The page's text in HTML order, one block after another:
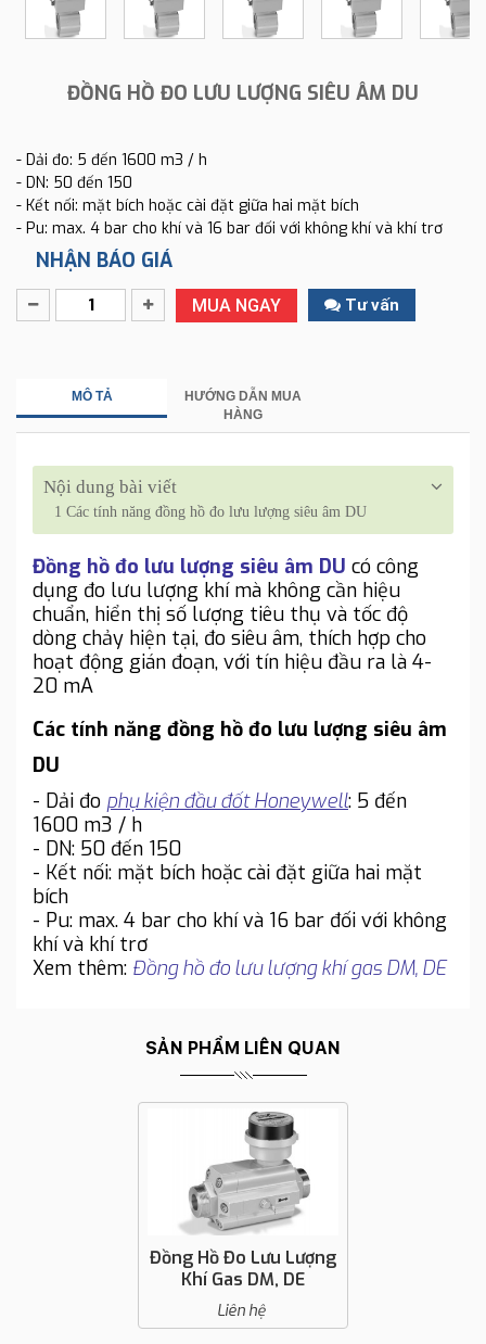
ĐỒNG HỒ ĐO LƯU LƯỢNG SIÊU ÂM DU
- Dải đo: 5 đến 1600 m3 / h
- DN: 50 đến 150
- Kết nối: mặt bích hoặc cài đặt giữa hai mặt bích
- Pu: max. 4 bar cho khí và 16 bar đối với không khí và khí trơ
NHẬN BÁO GIÁ
MUA NGAY Tư vấn
MÔ TẢ
HƯỚNG DẪN MUA
HÀNG
Nội dung bài viết
1 Các tính năng đồng hồ đo lưu lượng siêu âm DU
Đồng hồ đo lưu lượng siêu âm DU có công
dụng đo lưu lượng khí mà không cần hiệu
chuẩn, hiển thị số lượng tiêu thụ và tốc độ
dòng chảy hiện tại, đo siêu âm, thích hợp cho
hoạt động gián đoạn, với tín hiệu đầu ra là 4-
20 mA
Các tính năng đồng hồ đo lưu lượng siêu âm
DU
- Dải đo phụ kiện đầu đốt Honeywell: 5 đến
1600 m3 / h
- DN: 50 đến 150
- Kết nối: mặt bích hoặc cài đặt giữa hai mặt
bích
- Pu: max. 4 bar cho khí và 16 bar đối với không
khí và khí trơ
Xem thêm: Đồng hồ đo lưu lượng khí gas DM, DE
SẢN PHẨM LIÊN QUAN
Đồng Hồ Đo Lưu Lượng
Khí Gas DM, DE
Liên hệ